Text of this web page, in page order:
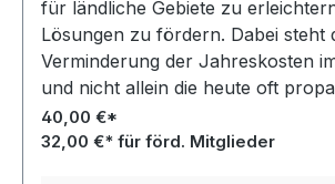
für ländliche Gebiete zu
Lösungen zu fördern. Dabei steht
Verminderung der Jahreskosten
und nicht allein die heute oft
Investitionskostensenkung durch
von qualitätssichernden Standards.
40,00 €*
32,00 €* für förd. Mitglieder